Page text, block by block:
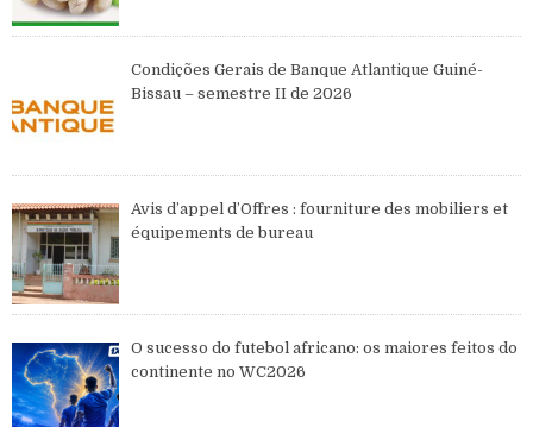
Condições Gerais de Banque Atlantique Guiné-
Bissau – semestre II de 2026
Avis d’appel d’Offres : fourniture des mobiliers et
équipements de bureau
O sucesso do futebol africano: os maiores feitos do
continente no WC2026